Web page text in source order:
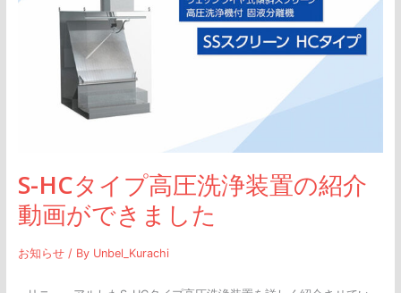
S-HCタイプ高圧洗浄装置の紹介
動画ができました
お知らせ/ By Unbel_Kurachi
装
置
紹